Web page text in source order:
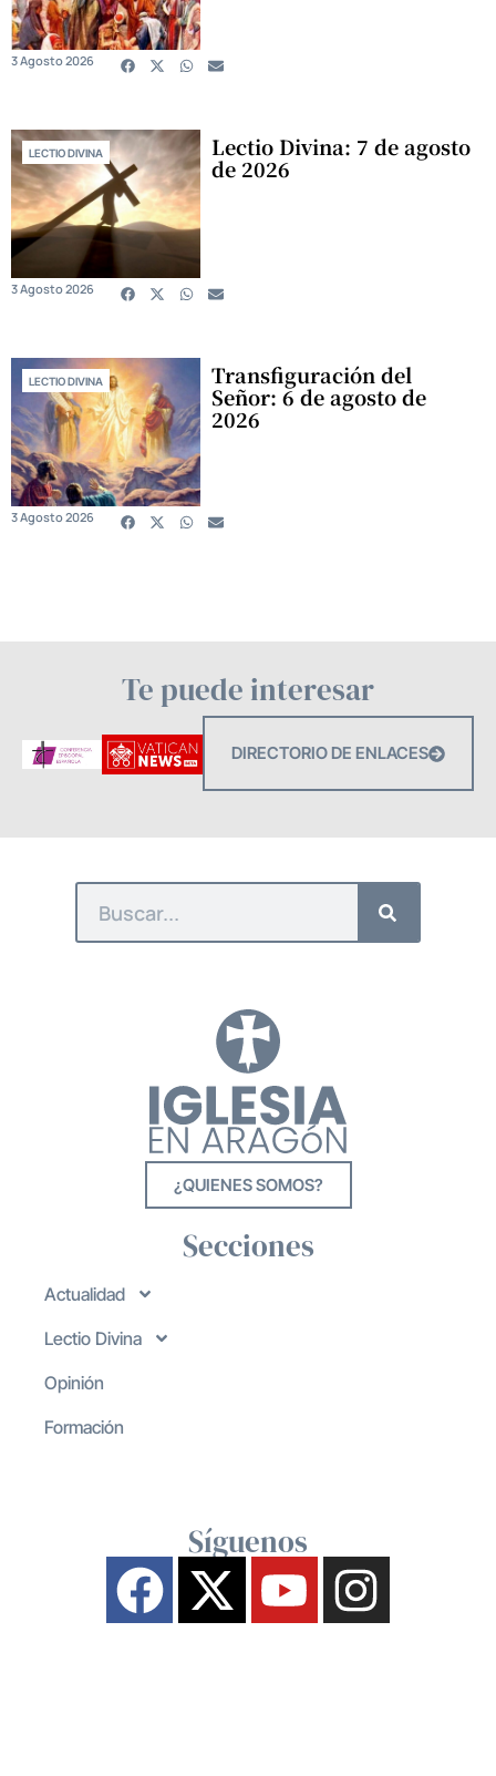
3 Agosto 2026
LECTIO DIVINA Lectio Divina: 7 de agosto
de 2026
3 Agosto 2026
LECTIO DIVINA Transfiguración del
Señor: 6 de agosto de
2026
3 Agosto 2026
Te puede interesar
DIRECTORIO DE ENLACES
¿QUIENES SOMOS?
Secciones
Actualidad
Lectio Divina
Opinión
Formación
Síguenos